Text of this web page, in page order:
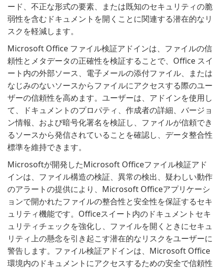
ード、不正な形式の要素、または既知のセキュリティの脆
弱性を含むドキュメントを開くことに関連する潜在的なリ
スクを軽減します。
Microsoft Office ファイル検証アドインは、ファイルの信
頼性とメタデータの正確性を検証することで、Office スイ
ート内の外部ソース、電子メールの添付ファイル、または
なじみのないソースからファイルにアクセスする際のユー
ザーの信頼性を高めます。ユーザーは、アドインを使用し
て、ドキュメントのプロパティ、作成者の詳細、バージョ
ン情報、および暗号化署名を検証し、ファイルが信頼でき
るソースから発信されていることを確認し、データ整合性
標準を維持できます。
Microsoftが開発したMicrosoft Officeファイル検証アド
インは、ファイル構造の検証、異常の検出、疑わしい動作
のアラートの提供により、Microsoft Officeアプリケーシ
ョンで開かれたファイルの整合性と安全性を保証するセキ
ュリティ機能です。Officeスイート内のドキュメントセキ
ュリティチェックを強化し、ファイルを開くときにセキュ
リティ上の懸念を引き起こす潜在的なリスクをユーザーに
警告します。ファイル検証アドインは、Microsoft Office
環境内のドキュメントにアクセスするための安全で信頼性